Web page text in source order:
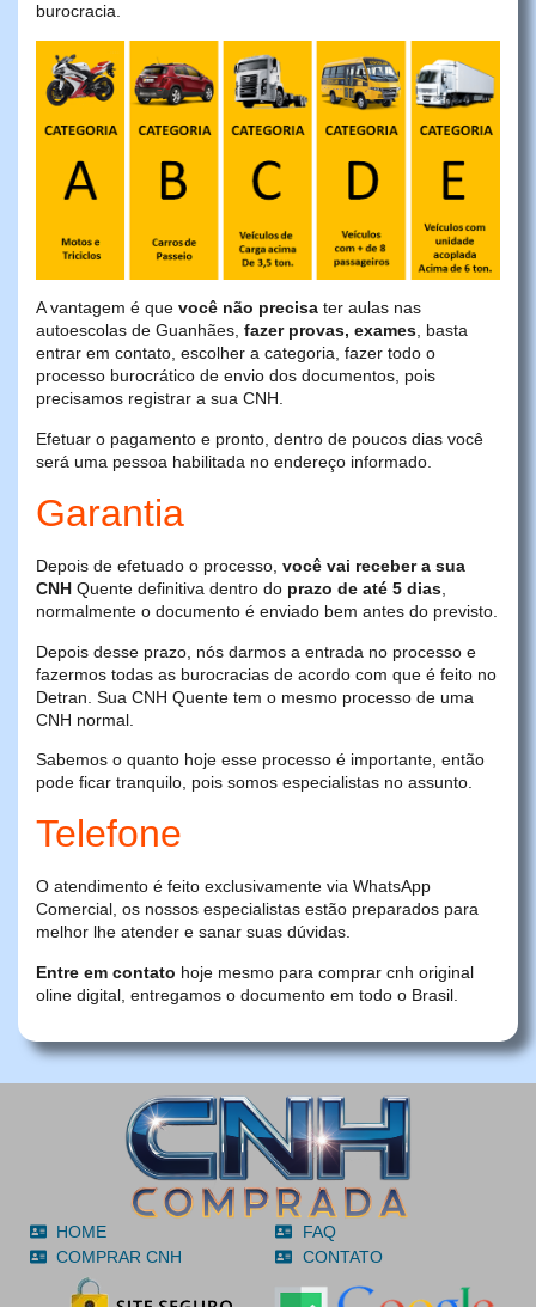
burocracia.
A vantagem é que você não precisa ter aulas nas
autoescolas de Guanhães, fazer provas, exames, basta
entrar em contato, escolher a categoria, fazer todo o
processo burocrático de envio dos documentos, pois
precisamos registrar a sua CNH.
Efetuar o pagamento e pronto, dentro de poucos dias você
será uma pessoa habilitada no endereço informado.
Garantia
Depois de efetuado o processo, você vai receber a sua
CNH Quente definitiva dentro do prazo de até 5 dias,
normalmente o documento é enviado bem antes do previsto.
Depois desse prazo, nós darmos a entrada no processo e
fazermos todas as burocracias de acordo com que é feito no
Detran. Sua CNH Quente tem o mesmo processo de uma
CNH normal.
Sabemos o quanto hoje esse processo é importante, então
pode ficar tranquilo, pois somos especialistas no assunto.
Telefone
O atendimento é feito exclusivamente via WhatsApp
Comercial, os nossos especialistas estão preparados para
melhor lhe atender e sanar suas dúvidas.
Entre em contato hoje mesmo para comprar cnh original
oline digital, entregamos o documento em todo o Brasil.
HOME
COMPRAR CNH
FAQ
CONTATO